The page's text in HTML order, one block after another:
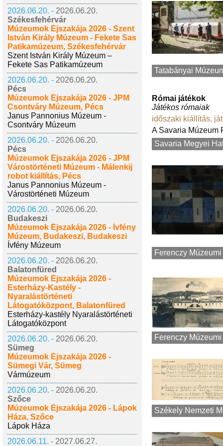
2026.06.20. - 2026.06.20.
Székesfehérvár
Múzeumok Éjszakája 2026 - Szent
István Király Múzeum - Fekete Sas
Patikamúzeum, Székesfehérvár
Szent István Király Múzeum –
Fekete Sas Patikamúzeum
2026.06.20. - 2026.06.20.
Pécs
Múzeumok Éjszakája 2026 - JPM
Csontváry Múzeum, Pécs
Janus Pannonius Múzeum -
Csontváry Múzeum
2026.06.20. - 2026.06.20.
Pécs
Múzeumok Éjszakája 2026 - JPM
Várostörténeti Múzeum - Málenkij
robot kiállítás, Pécs
Janus Pannonius Múzeum -
Várostörténeti Múzeum
2026.06.20. - 2026.06.20.
Budakeszi
Múzeumok Éjszakája 2026 - Ívfény
Múzeum, Budakeszi, Budakeszi
Ívfény Múzeum
2026.06.20. - 2026.06.20.
Balatonfüred
Múzeumok Éjszakája 2026 -
Esterházy-Kastély -
Nyaralástörténeti
Látogatóközpont, Balatonfüred
Esterházy-kastély Nyaralástörténeti
Látogatóközpont
2026.06.20. - 2026.06.20.
Sümeg
Múzeumok Éjszakája 2026 -
Sümegi Vár, Sümeg
Vármúzeum
2026.06.20. - 2026.06.20.
Szőce
Múzeumok Éjszakája 2026 - Lápok
Háza, Szőce
Lápok Háza
2026.06.11. - 2027.06.27.
Tatabányai
Római játékok
Játékos rómaiak
időszaki kiállítás,
A Savaria Múzeum
Savaria Megyei
Ferenczy
Ferenczy
Székely Nemzeti